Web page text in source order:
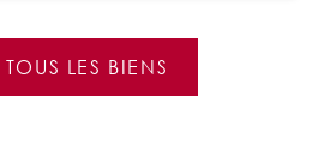
LES BIENS